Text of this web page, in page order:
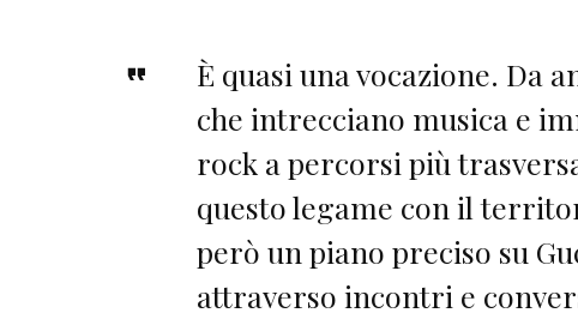
È quasi una vocazione. Da
che intrecciano musica e
rock a percorsi più
questo legame con il
però un piano preciso su
attraverso incontri e